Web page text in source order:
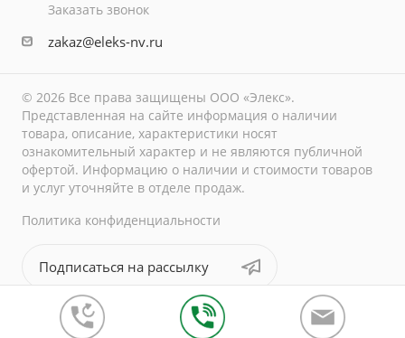
Заказать звонок
zakaz@eleks-nv.ru
© 2026 Все права защищены ООО «Элекс».
Представленная на сайте информация о наличии
товара, описание, характеристики носят
ознакомительный характер и не являются публичной
офертой. Информацию о наличии и стоимости товаров
и услуг уточняйте в отделе продаж.
Политика конфиденциальности
Подписаться на рассылку